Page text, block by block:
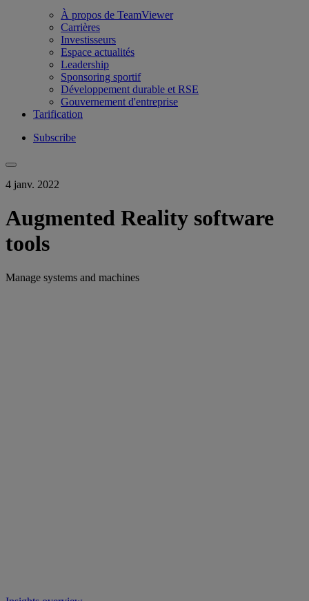
À propos de TeamViewer
Carrières
Investisseurs
Espace actualités
Leadership
Sponsoring sportif
Développement durable et RSE
Gouvernement d'entreprise
Tarification
Subscribe
4 janv. 2022
Augmented Reality software
tools
Manage systems and machines